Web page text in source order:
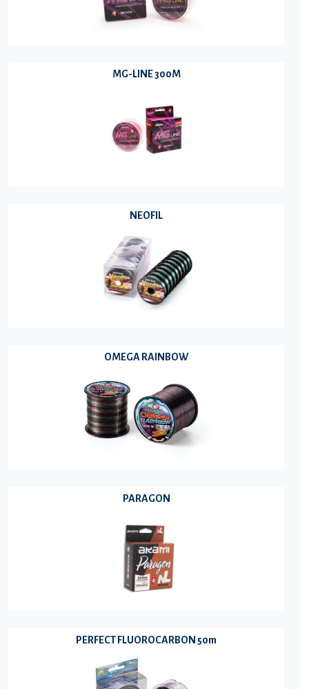
MG-LINE 300M
NEOFIL
OMEGA RAINBOW
PARAGON
PERFECT FLUOROCARBON 50m